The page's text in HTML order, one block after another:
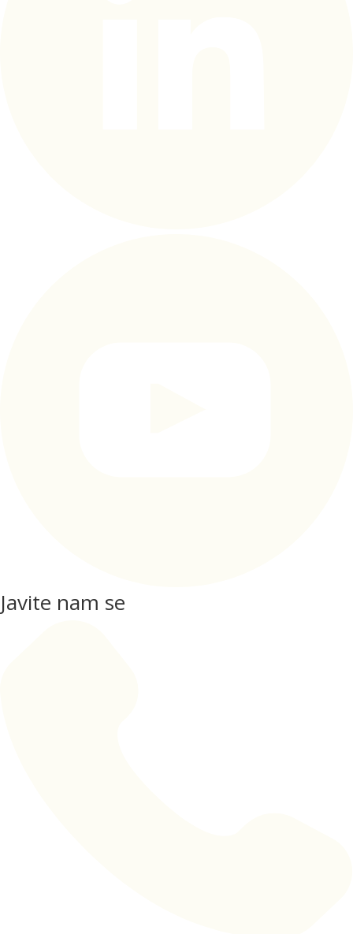
Javite nam se